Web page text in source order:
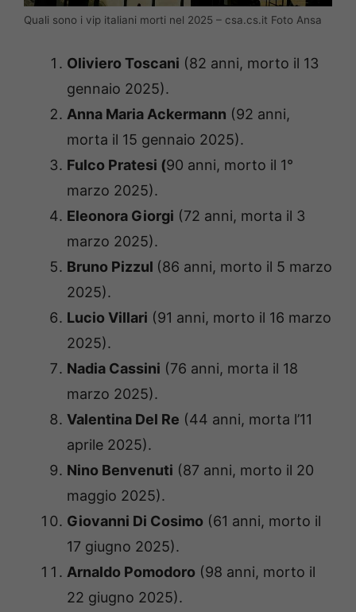
Quali sono i vip italiani morti nel 2025 – csa.cs.it Foto Ansa
Oliviero Toscani (82 anni, morto il 13
gennaio 2025).
Anna Maria Ackermann (92 anni,
morta il 15 gennaio 2025).
Fulco Pratesi (90 anni, morto il 1°
marzo 2025).
Eleonora Giorgi (72 anni, morta il 3
marzo 2025).
Bruno Pizzul (86 anni, morto il 5 marzo
2025).
Lucio Villari (91 anni, morto il 16 marzo
2025).
Nadia Cassini (76 anni, morta il 18
marzo 2025).
Valentina Del Re (44 anni, morta l’11
aprile 2025).
Nino Benvenuti (87 anni, morto il 20
maggio 2025).
Giovanni Di Cosimo (61 anni, morto il
17 giugno 2025).
Arnaldo Pomodoro (98 anni, morto il
22 giugno 2025).